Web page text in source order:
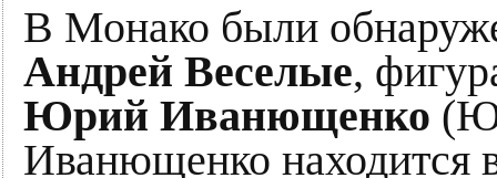
В Монако были
Андрей Веселые,
Юрий Иванющенко
Иванющенко находится